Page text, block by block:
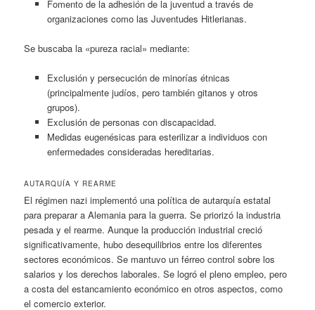
Fomento de la adhesión de la juventud a través de
organizaciones como las Juventudes Hitlerianas.
Se buscaba la «pureza racial» mediante:
Exclusión y persecución de minorías étnicas
(principalmente judíos, pero también gitanos y otros
grupos).
Exclusión de personas con discapacidad.
Medidas eugenésicas para esterilizar a individuos con
enfermedades consideradas hereditarias.
AUTARQUÍA Y REARME
El régimen nazi implementó una política de autarquía estatal
para preparar a Alemania para la guerra. Se priorizó la industria
pesada y el rearme. Aunque la producción industrial creció
significativamente, hubo desequilibrios entre los diferentes
sectores económicos. Se mantuvo un férreo control sobre los
salarios y los derechos laborales. Se logró el pleno empleo, pero
a costa del estancamiento económico en otros aspectos, como
el comercio exterior.